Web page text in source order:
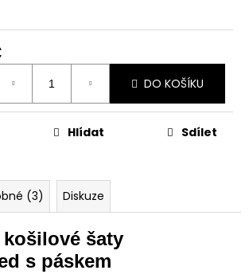
DO KOŠÍKU
Hlídat Sdílet
(3) Diskuze
košilové šaty
s páskem